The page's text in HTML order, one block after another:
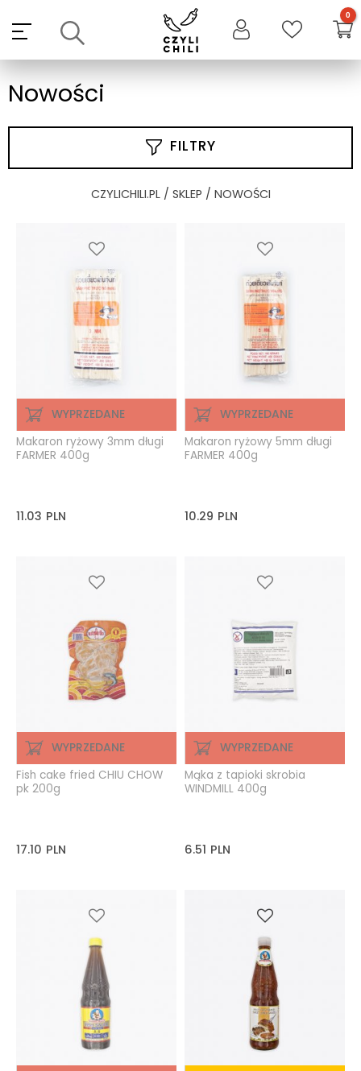
content
Nowości
FILTRY
CZYLICHILI.PL/ SKLEP / NOWOŚCI
WYPRZEDANE
Makaron ryżowy 3mm długi
FARMER 400g
11.03 PLN
WYPRZEDANE
Makaron ryżowy 5mm długi
FARMER 400g
10.29 PLN
WYPRZEDANE
Fish cake fried CHIU CHOW
pk 200g
17.10 PLN
WYPRZEDANE
Mąka z tapioki skrobia
WINDMILL 400g
6.51 PLN